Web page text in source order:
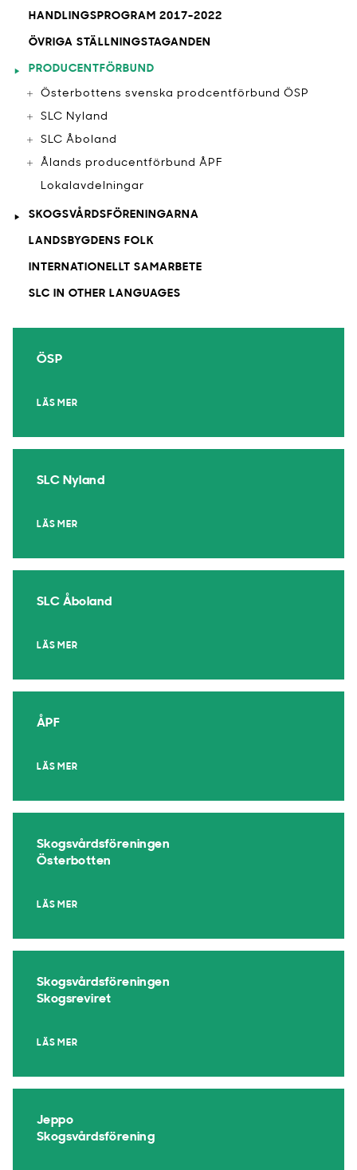
HANDLINGSPROGRAM 2017-2022
ÖVRIGA STÄLLNINGSTAGANDEN
PRODUCENTFÖRBUND
Österbottens svenska prodcentförbund ÖSP
SLC Nyland
SLC Åboland
Ålands producentförbund ÅPF
Lokalavdelningar
SKOGSVÅRDSFÖRENINGARNA
LANDSBYGDENS FOLK
INTERNATIONELLT SAMARBETE
SLC IN OTHER LANGUAGES
ÖSP
LÄS MER
SLC Nyland
LÄS MER
SLC Åboland
LÄS MER
ÅPF
LÄS MER
Skogsvårdsföreningen
Österbotten
LÄS MER
Skogsvårdsföreningen
Skogsreviret
LÄS MER
Jeppo
Skogsvårdsförening